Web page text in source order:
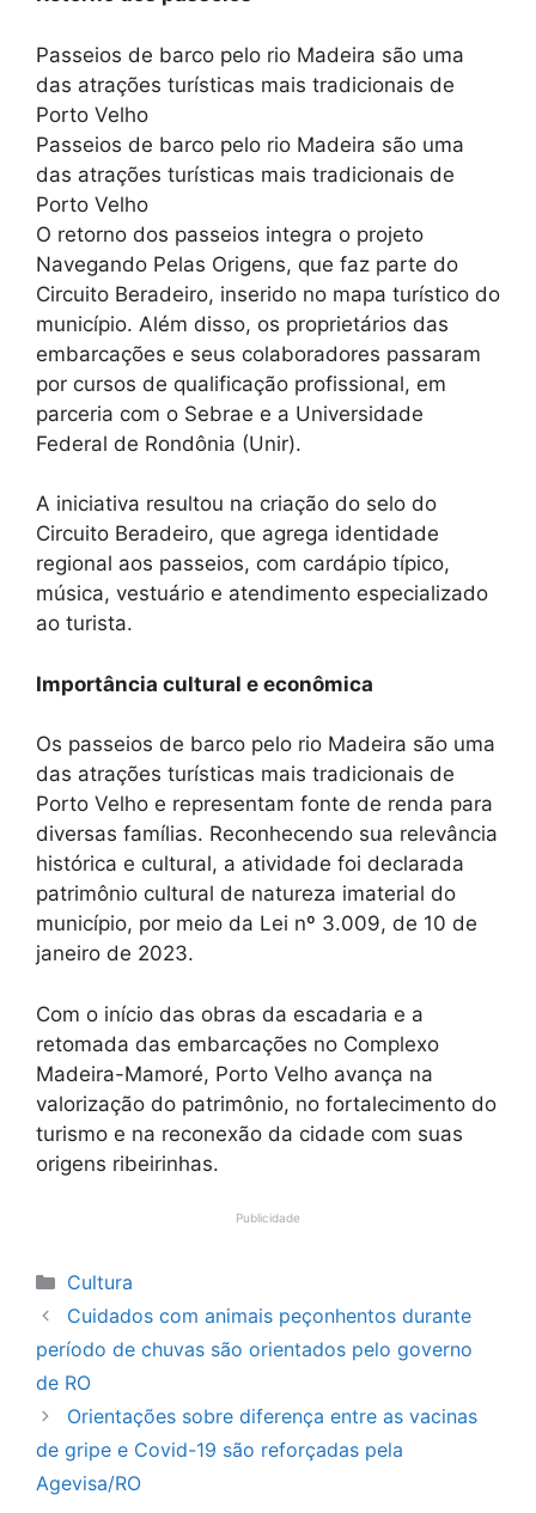
Passeios de barco pelo rio Madeira são uma
das atrações turísticas mais tradicionais de
Porto Velho
Passeios de barco pelo rio Madeira são uma
das atrações turísticas mais tradicionais de
Porto Velho
O retorno dos passeios integra o projeto
Navegando Pelas Origens, que faz parte do
Circuito Beradeiro, inserido no mapa turístico do
município. Além disso, os proprietários das
embarcações e seus colaboradores passaram
por cursos de qualificação profissional, em
parceria com o Sebrae e a Universidade
Federal de Rondônia (Unir).
A iniciativa resultou na criação do selo do
Circuito Beradeiro, que agrega identidade
regional aos passeios, com cardápio típico,
música, vestuário e atendimento especializado
ao turista.
Importância cultural e econômica
Os passeios de barco pelo rio Madeira são uma
das atrações turísticas mais tradicionais de
Porto Velho e representam fonte de renda para
diversas famílias. Reconhecendo sua relevância
histórica e cultural, a atividade foi declarada
patrimônio cultural de natureza imaterial do
município, por meio da Lei nº 3.009, de 10 de
janeiro de 2023.
Com o início das obras da escadaria e a
retomada das embarcações no Complexo
Madeira-Mamoré, Porto Velho avança na
valorização do patrimônio, no fortalecimento do
turismo e na reconexão da cidade com suas
origens ribeirinhas.
Publicidade
Categorias
Cultura
Cuidados com animais peçonhentos durante
período de chuvas são orientados pelo governo
de RO
Orientações sobre diferença entre as vacinas
de gripe e Covid-19 são reforçadas pela
Agevisa/RO